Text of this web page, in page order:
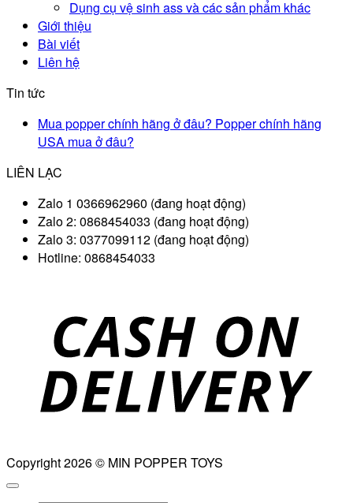
Dụng cụ vệ sinh ass và các sản phẩm khác
Giới thiệu
Bài viết
Liên hệ
Tin tức
Mua popper chính hãng ở đâu? Popper chính hãng
USA mua ở đâu?
LIÊN LẠC
Zalo 1 0366962960 (đang hoạt động)
Zalo 2: 0868454033 (đang hoạt động)
Zalo 3: 0377099112 (đang hoạt động)
Hotline: 0868454033
Copyright 2026 © MIN POPPER TOYS